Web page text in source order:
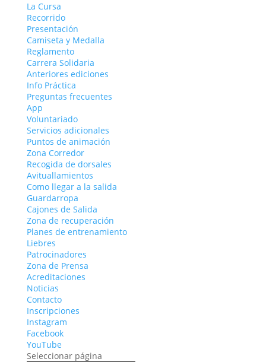
La Cursa
Recorrido
Presentación
Camiseta y Medalla
Reglamento
Carrera Solidaria
Anteriores ediciones
Info Práctica
Preguntas frecuentes
App
Voluntariado
Servicios adicionales
Puntos de animación
Zona Corredor
Recogida de dorsales
Avituallamientos
Como llegar a la salida
Guardarropa
Cajones de Salida
Zona de recuperación
Planes de entrenamiento
Liebres
Patrocinadores
Zona de Prensa
Acreditaciones
Noticias
Contacto
Inscripciones
Instagram
Facebook
YouTube
Seleccionar página